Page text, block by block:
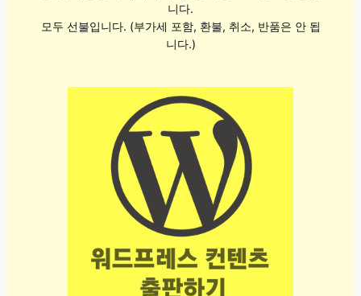
니다.
모두 선불입니다. (부가세 포함, 환불, 취소, 반품은 안 됩
니다.)